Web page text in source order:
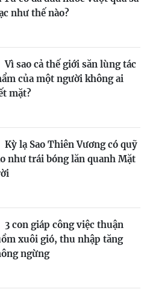
như thế nào?
Vì sao cả thế giới săn lùng tác
của một người không ai
mặt?
Kỳ lạ Sao Thiên Vương có quỹ
như trái bóng lăn quanh Mặt
3 con giáp công việc thuận
xuôi gió, thu nhập tăng
ngừng